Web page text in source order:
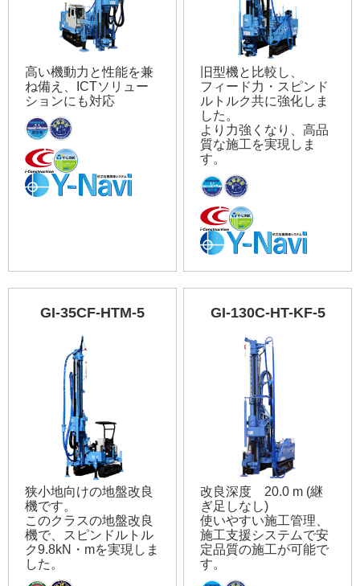
高い機動力と性能を兼
ね備え、ICTソリュー
ションにも対応
旧型機と比較し、
フィード力・スピンド
ルトルク共に強化しま
した。
より力強くなり、高品
質な施工を実現しま
す。
GI-35CF-HTM-5
狭小地向けの地盤改良
機です。
このクラスの地盤改良
機で、スピンドルトル
ク9.8kN・mを実現しま
した。
GI-130C-HT-KF-5
改良深度 20.0 m (継
ぎ足しなし)
使いやすい施工管理、
施工支援システムで安
定品質の施工が可能で
す。